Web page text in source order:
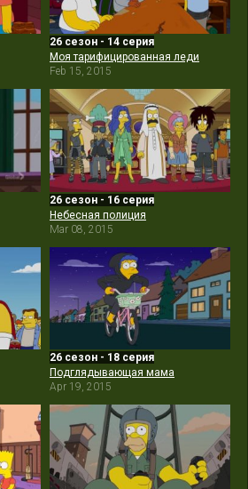
26 сезон - 14 серия
Моя тарифицированная леди
Feb 15, 2015
26 сезон - 16 серия
Небесная полиция
Mar 08, 2015
26 сезон - 18 серия
Подглядывающая мама
Apr 19, 2015